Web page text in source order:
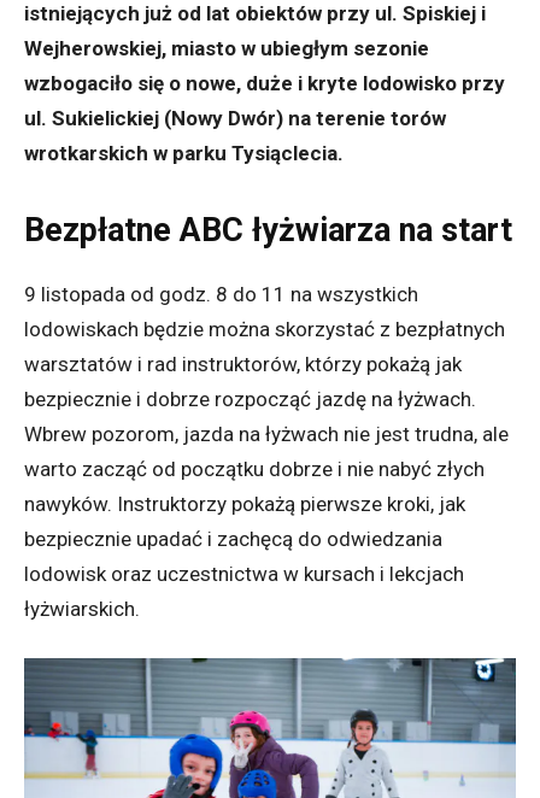
istniejących już od lat obiektów przy ul. Spiskiej i
Wejherowskiej, miasto w ubiegłym sezonie
wzbogaciło się o nowe, duże i kryte lodowisko przy
ul. Sukielickiej (Nowy Dwór) na terenie torów
wrotkarskich w parku Tysiąclecia.
Bezpłatne ABC łyżwiarza na start
9 listopada od godz. 8 do 11 na wszystkich
lodowiskach będzie można skorzystać z bezpłatnych
warsztatów i rad instruktorów, którzy pokażą jak
bezpiecznie i dobrze rozpocząć jazdę na łyżwach.
Wbrew pozorom, jazda na łyżwach nie jest trudna, ale
warto zacząć od początku dobrze i nie nabyć złych
nawyków. Instruktorzy pokażą pierwsze kroki, jak
bezpiecznie upadać i zachęcą do odwiedzania
lodowisk oraz uczestnictwa w kursach i lekcjach
łyżwiarskich.